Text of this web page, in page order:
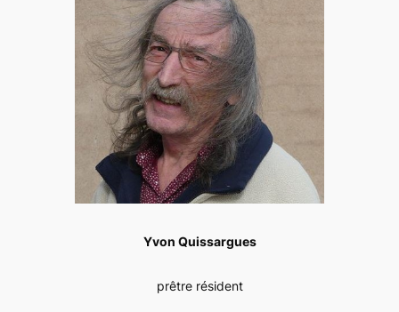
Yvon Quissargues
prêtre résident